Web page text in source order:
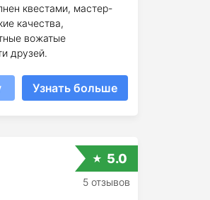
квестами, мастер-
качества,
вожатые
друзей.
Узнать больше
5.0
5 отзывов